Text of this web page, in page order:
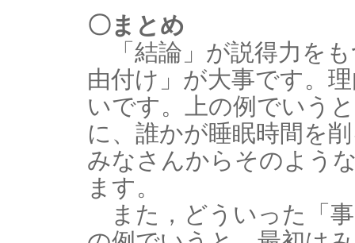
〇まとめ
「結論」が説得力を
由付け」が大事です。
いです。上の例でいう
に、誰かが睡眠時間を
みなさんからそのよう
ます。
また，どういった「